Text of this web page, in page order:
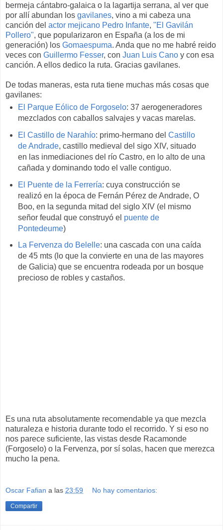
bermeja cántabro-galaica o la lagartija serrana, al ver que
por allí abundan los gavilanes, vino a mi cabeza una
canción del actor mejicano Pedro Infante, "El Gavilán
Pollero", que popularizaron en España (a los de mi
generación) los Gomaespuma. Anda que no me habré reido
veces con Guillermo Fesser, con Juan Luis Cano y con esa
canción. A ellos dedico la ruta. Gracias gavilanes.
De todas maneras, esta ruta tiene muchas más cosas que
gavilanes:
El Parque Eólico de Forgoselo: 37 aerogeneradores
mezclados con caballos salvajes y vacas marelas.
El Castillo de Narahío: primo-hermano del Castillo
de Andrade, castillo medieval del sigo XIV, situado
en las inmediaciones del río Castro, en lo alto de una
cañada y dominando todo el valle contiguo.
El Puente de la Ferrería: cuya construcción se
realizó en la época de Fernán Pérez de Andrade, O
Boo, en la segunda mitad del siglo XIV (el mismo
señor feudal que construyó el puente de
Pontedeume)
La Fervenza do Belelle: una cascada con una caída
de 45 mts (lo que la convierte en una de las mayores
de Galicia) que se encuentra rodeada por un bosque
precioso de robles y castaños.
Es una ruta absolutamente recomendable ya que mezcla
naturaleza e historia durante todo el recorrido. Y si eso no
nos parece suficiente, las vistas desde Racamonde
(Forgoselo) o la Fervenza, por sí solas, hacen que merezca
mucho la pena.
Oscar Fafian a las 23:59 No hay comentarios:
Compartir